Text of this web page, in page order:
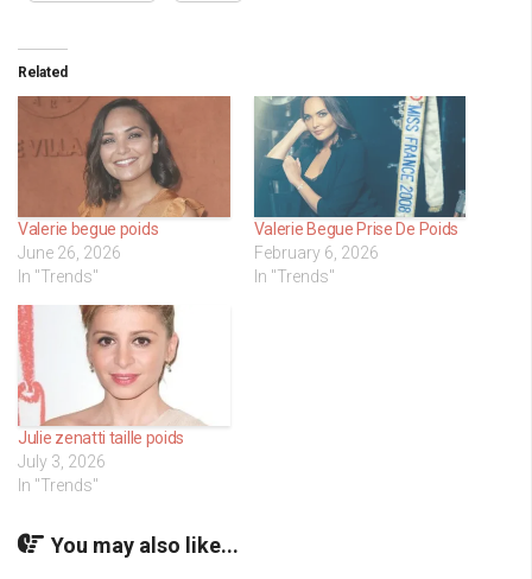
Related
Valerie begue poids
June 26, 2026
In "Trends"
Valerie Begue Prise De Poids
February 6, 2026
In "Trends"
Julie zenatti taille poids
July 3, 2026
In "Trends"
You may also like...